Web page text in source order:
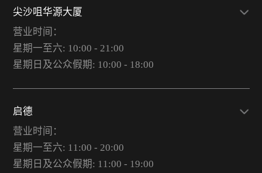
尖沙咀华源大厦
营业时间：
星期一至六: 10:00 - 21:00
星期日及公众假期: 10:00 - 18:00
启德
营业时间：
星期一至六: 11:00 - 20:00
星期日及公众假期: 11:00 - 19:00